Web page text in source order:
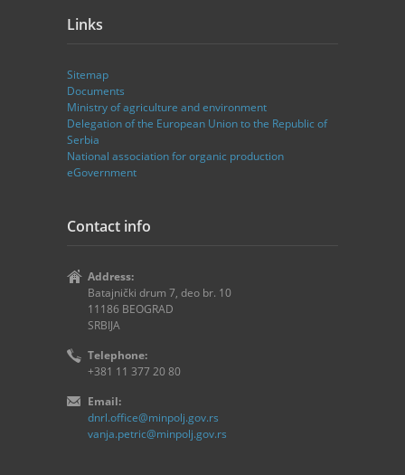
Links
Sitemap
Documents
Ministry of agriculture and environment
Delegation of the European Union to the Republic of
Serbia
National association for organic production
eGovernment
Contact info
Address:
Batajnički drum 7, deo br. 10
11186 BEOGRAD
SRBIJA
Telephone:
+381 11 377 20 80
Email:
dnrl.office@minpolj.gov.rs
vanja.petric@minpolj.gov.rs